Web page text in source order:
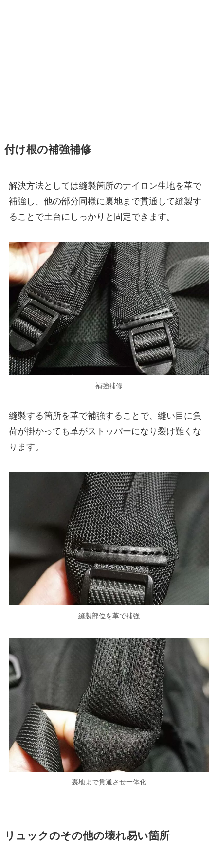
付け根の補強補修
解決方法としては縫製箇所のナイロン生地を革で
補強し、他の部分同様に裏地まで貫通して縫製す
ることで土台にしっかりと固定できます。
補強補修
縫製する箇所を革で補強することで、縫い目に負
荷が掛かっても革がストッパーになり裂け難くな
ります。
縫製部位を革で補強
裏地まで貫通させ一体化
リュックのその他の壊れ易い箇所